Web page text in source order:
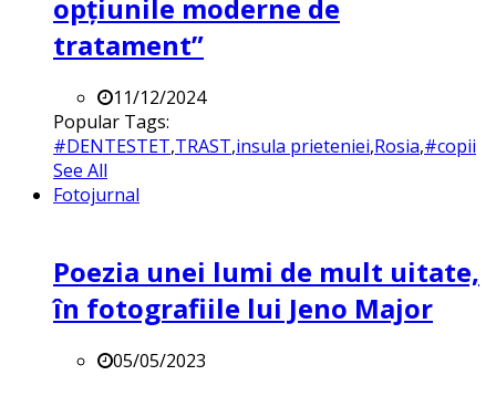
opțiunile moderne de
tratament”
11/12/2024
Popular Tags:
#DENTESTET,TRAST,insula prieteniei,Rosia,#copii
See All
Fotojurnal
Poezia unei lumi de mult uitate,
în fotografiile lui Jeno Major
05/05/2023